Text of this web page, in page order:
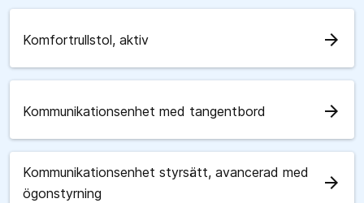
Komfortrullstol, aktiv arrow_forward
Kommunikationsenhet med tangentbord arrow_forward
Kommunikationsenhet styrsätt, avancerad med
ögonstyrning
arrow_forward